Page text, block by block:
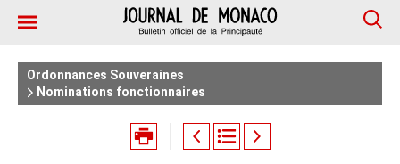
Ordonnances Souveraines
Nominations fonctionnaires